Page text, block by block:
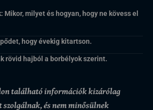
Mikor, milyet és hogyan, hogy ne kövess el
hogy évekig kitartson.
rövid hajból a borbélyok szerint.
található információk kizárólag
és nem minősülnek